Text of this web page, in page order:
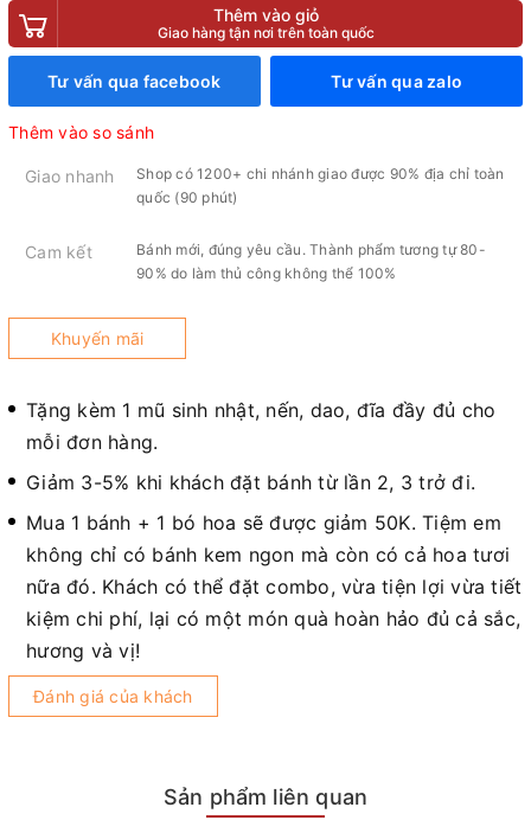
Thêm vào giỏ
Giao hàng tận nơi trên toàn quốc
Tư vấn qua facebook Tư vấn qua zalo
Thêm vào so sánh
Giao nhanh
Shop có 1200+ chi nhánh giao được 90% địa chỉ toàn
quốc (90 phút)
Cam kết
Bánh mới, đúng yêu cầu. Thành phẩm tương tự 80-
90% do làm thủ công không thể 100%
Khuyến mãi
Tặng kèm 1 mũ sinh nhật, nến, dao, đĩa đầy đủ cho
mỗi đơn hàng.
Giảm 3-5% khi khách đặt bánh từ lần 2, 3 trở đi.
Mua 1 bánh + 1 bó hoa sẽ được giảm 50K. Tiệm em
không chỉ có bánh kem ngon mà còn có cả hoa tươi
nữa đó. Khách có thể đặt combo, vừa tiện lợi vừa tiết
kiệm chi phí, lại có một món quà hoàn hảo đủ cả sắc,
hương và vị!
Đánh giá của khách
Sản phẩm liên quan